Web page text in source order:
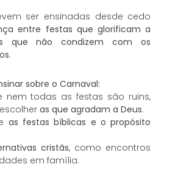
ser ensinadas desde cedo
entre festas que glorificam a
que não condizem com os
.
sobre o Carnaval:
nem todas as festas são ruins,
as que agradam a Deus.
as festas bíblicas e o propósito
cristãs, como encontros
em família.